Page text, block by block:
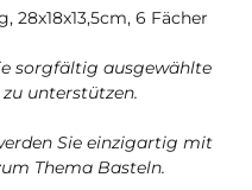
28x18x13,5cm, 6 Fächer
sorgfältig ausgewählte
unterstützen.
Sie einzigartig mit
Thema Basteln.